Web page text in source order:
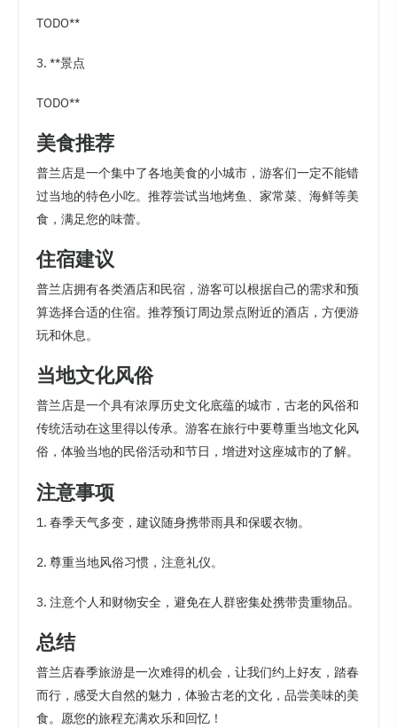
TODO**
3. **景点
TODO**
美食推荐
普兰店是一个集中了各地美食的小城市，游客们一定不能错
过当地的特色小吃。推荐尝试当地烤鱼、家常菜、海鲜等美
食，满足您的味蕾。
住宿建议
普兰店拥有各类酒店和民宿，游客可以根据自己的需求和预
算选择合适的住宿。推荐预订周边景点附近的酒店，方便游
玩和休息。
当地文化风俗
普兰店是一个具有浓厚历史文化底蕴的城市，古老的风俗和
传统活动在这里得以传承。游客在旅行中要尊重当地文化风
俗，体验当地的民俗活动和节日，增进对这座城市的了解。
注意事项
1. 春季天气多变，建议随身携带雨具和保暖衣物。
2. 尊重当地风俗习惯，注意礼仪。
3. 注意个人和财物安全，避免在人群密集处携带贵重物品。
总结
普兰店春季旅游是一次难得的机会，让我们约上好友，踏春
而行，感受大自然的魅力，体验古老的文化，品尝美味的美
食。愿您的旅程充满欢乐和回忆！